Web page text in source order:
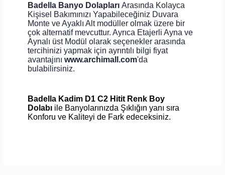
Badella Banyo Dolapları Arasında Kolayca
Kişisel Bakımınızı Yapabileceğiniz Duvara
Monte ve Ayaklı Alt modüller olmak üzere bir
çok alternatif mevcuttur. Ayrıca Etajerli Ayna ve
Aynalı üst Modül olarak seçenekler arasında
tercihinizi yapmak için ayrıntılı bilgi fiyat
avantajını www.archimall.com'da
bulabilirsiniz.
Badella Kadim D1 C2 Hitit Renk Boy
Dolabı ile Banyolarınızda Şıklığın yanı sıra
Konforu ve Kaliteyi de Fark edeceksiniz.